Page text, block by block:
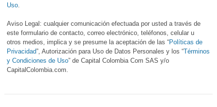
Uso.
Aviso Legal: cualquier comunicación efectuada por usted a través de
este formulario de contacto, correo electrónico, teléfonos, celular u
otros medios, implica y se presume la aceptación de las “Políticas de
Privacidad”, Autorización para Uso de Datos Personales y los “Términos
y Condiciones de Uso” de Capital Colombia Com SAS y/o
CapitalColombia.com.